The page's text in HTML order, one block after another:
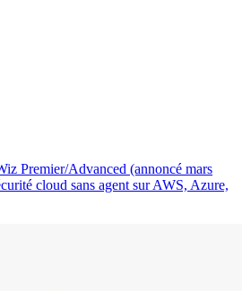
Premier/Advanced (annoncé mars
cloud sans agent sur AWS, Azure,